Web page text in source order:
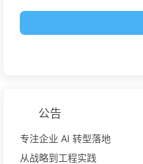
公告
专注企业 AI 转型落地
从战略到工程实践